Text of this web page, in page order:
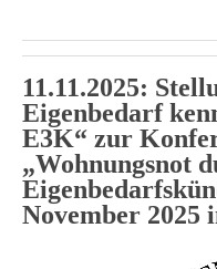
11.11.2025:
Eigenbedarf
E3K“ zur
„Wohnungsnot
November 2025